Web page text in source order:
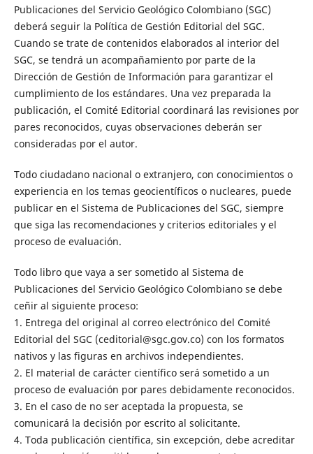
Publicaciones del Servicio Geológico Colombiano (SGC)
deberá seguir la Política de Gestión Editorial del SGC.
Cuando se trate de contenidos elaborados al interior del
SGC, se tendrá un acompañamiento por parte de la
Dirección de Gestión de Información para garantizar el
cumplimiento de los estándares. Una vez preparada la
publicación, el Comité Editorial coordinará las revisiones por
pares reconocidos, cuyas observaciones deberán ser
consideradas por el autor.
Todo ciudadano nacional o extranjero, con conocimientos o
experiencia en los temas geocientíficos o nucleares, puede
publicar en el Sistema de Publicaciones del SGC, siempre
que siga las recomendaciones y criterios editoriales y el
proceso de evaluación.
Todo libro que vaya a ser sometido al Sistema de
Publicaciones del Servicio Geológico Colombiano se debe
ceñir al siguiente proceso:
1. Entrega del original al correo electrónico del Comité
Editorial del SGC (ceditorial@sgc.gov.co) con los formatos
nativos y las figuras en archivos independientes.
2. El material de carácter científico será sometido a un
proceso de evaluación por pares debidamente reconocidos.
3. En el caso de no ser aceptada la propuesta, se
comunicará la decisión por escrito al solicitante.
4. Toda publicación científica, sin excepción, debe acreditar